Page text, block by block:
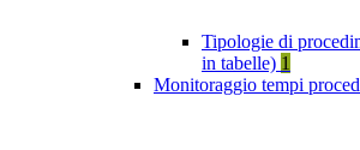
Tipologie di
in tabelle) 1
Monitoraggio tempi